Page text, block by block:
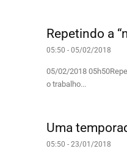
Repetindo a
05:50 - 05/02/2018
05/02/2018
o trabalho...
Uma
05:50 - 23/01/2018